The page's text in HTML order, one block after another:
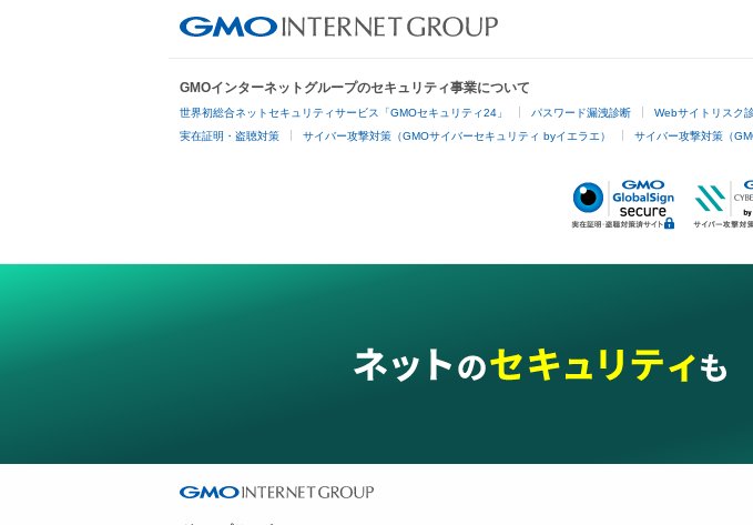
GMOインターネットグループのセキュリティ事業について
世界初総合ネットセキュリティサービス「GMOセキュリティ24」 パスワード漏洩診断 Webサイトリスク
実在証明・盗聴対策 サイバー攻撃対策（GMOサイバーセキュリティ byイエラエ） サイバー攻撃対策（